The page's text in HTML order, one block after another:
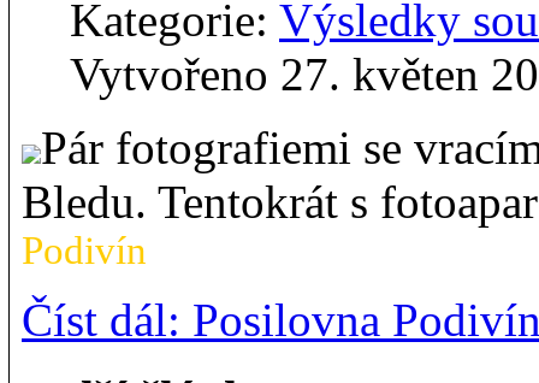
Kategorie: Výsledky
Vytvořeno 27. květen
Pár fotografiemi se
Bledu. Tentokrát s
Podivín
Číst dál: Posilovna